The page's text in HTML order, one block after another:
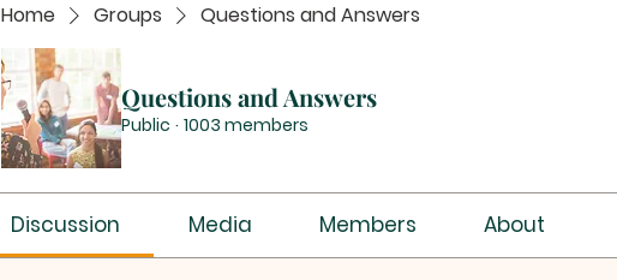
Home Groups Questions and Answers
Questions and Answers
Public · 1003 members
Discussion Media Members About